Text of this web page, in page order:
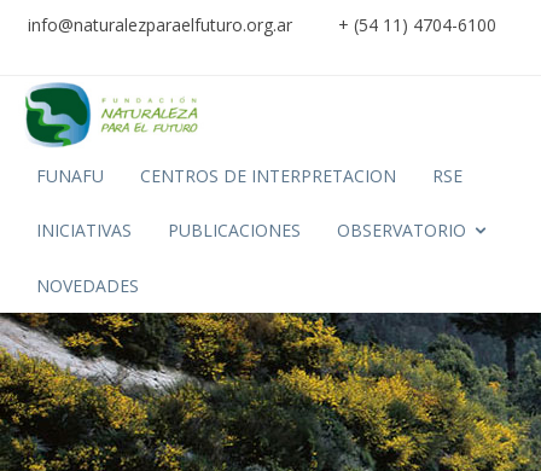
info@naturalezparaelfuturo.org.ar + (54 11) 4704-6100
FUNAFU CENTROS DE INTERPRETACION RSE
INICIATIVAS PUBLICACIONES OBSERVATORIO
NOVEDADES